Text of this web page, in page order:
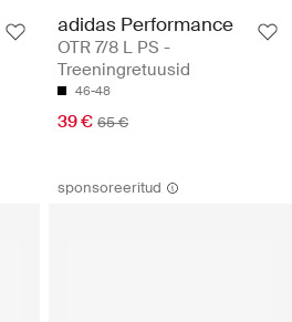
adidas Performance
OTR 7/8 L PS -
Treeningretuusid
46-48
39 € 65 €
sponsoreeritud